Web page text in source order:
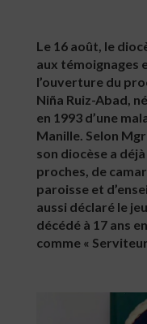
Le 16 août, le
aux témoignages
l’ouverture du
Niña Ruiz-Abad,
en 1993 d’une
Manille. Selon
son diocèse a
proches, de
paroisse et
aussi déclaré le
décédé à 17 ans
comme «